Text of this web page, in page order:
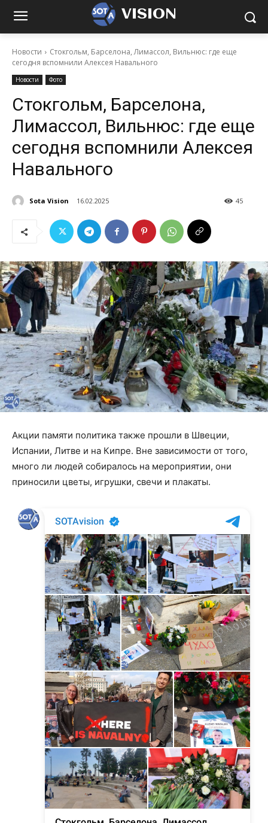
VISION
Новости
Стокгольм, Барселона, Лимассол, Вильнюс: где еще
сегодня вспомнили Алексея Навального
Новости Фото
Стокгольм, Барселона,
Лимассол, Вильнюс: где еще
сегодня вспомнили Алексея
Навального
Sota Vision 16.02.2025 45
Акции памяти политика также прошли в Швеции,
Испании, Литве и на Кипре. Вне зависимости от того,
много ли людей собиралось на мероприятии, они
приносили цветы, игрушки, свечи и плакаты.